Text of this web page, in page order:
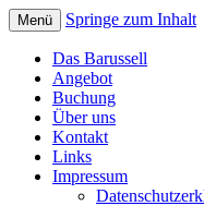
Barussell
Menü Springe zum Inhalt
Das Barussell
Angebot
Buchung
Über uns
Kontakt
Links
Impressum